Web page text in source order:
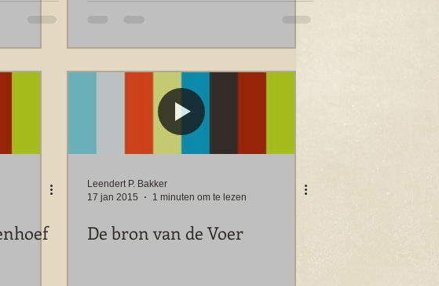
Leendert P. Bakker
17 jan 2015
1 minuten om te lezen
De bron van de Voer